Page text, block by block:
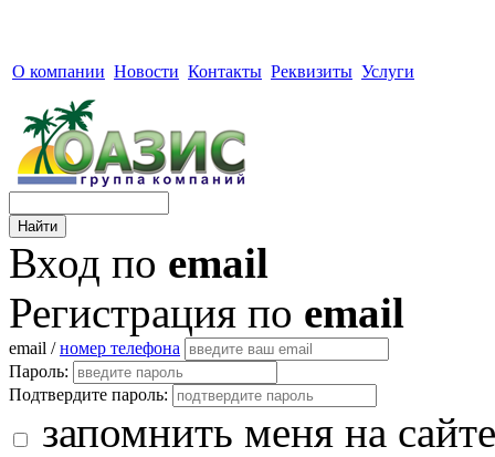
О компании Новости Контакты Реквизиты Услуги
Вход по email
Регистрация по email
email /номер телефона
Пароль:
Подтвердите пароль:
запомнить меня на сайте